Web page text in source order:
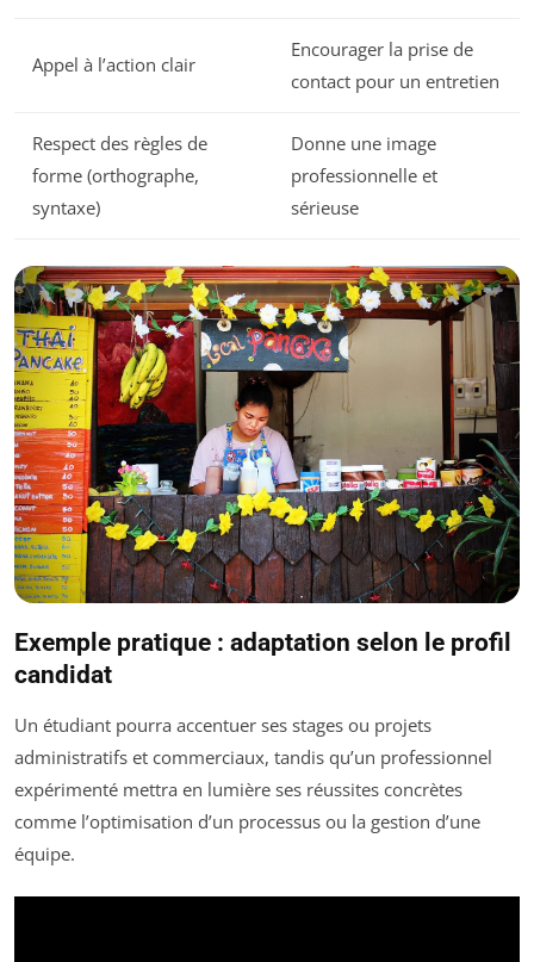
Appel à l’action clair
Encourager la prise de
contact pour un entretien
Respect des règles de
forme (orthographe,
syntaxe)
Donne une image
professionnelle et
sérieuse
Exemple pratique : adaptation selon le profil
candidat
Un étudiant pourra accentuer ses stages ou projets
administratifs et commerciaux, tandis qu’un professionnel
expérimenté mettra en lumière ses réussites concrètes
comme l’optimisation d’un processus ou la gestion d’une
équipe.